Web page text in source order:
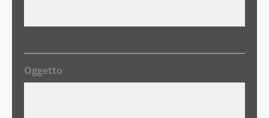
Oggetto